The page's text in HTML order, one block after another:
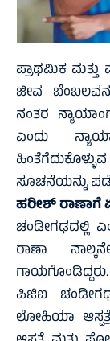
ಪ್ರಾಥಮಿಕ
ಜೀವ
ನಂತರ
ಎಂದು
ಸೂಚನೆಯನ್ನು
ಹರೀಶ್‌ ರಾಣಾಗೆ
ಚಂಡೀಗಢದಲ್ಲಿ
ರಾಣಾ
ಪಿಜಿಐ
ಲೋಹಿಯಾ